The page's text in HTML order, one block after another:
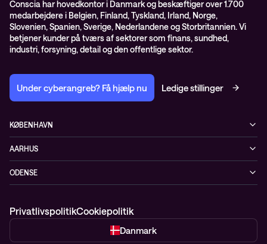
Proces for kundeklager
Salgs- og leveringsbetingelser
Selskabsoplysninger og SKI-rammeaftale
Conscia har hovedkontor i Danmark og beskæftiger over 1.700
medarbejdere i Belgien, Finland, Tyskland, Irland, Norge,
Slovenien, Spanien, Sverige, Nederlandene og Storbritannien. Vi
betjener kunder på tværs af sektorer som finans, sundhed,
industri, forsyning, detail og den offentlige sektor.
Under cyberangreb? Få hjælp nu Ledige stillinger
KØBENHAVN
2100 København Ø
+45 70207780
AARHUS
8230 Åbyhøj
ODENSE
PrivatlivspolitikCookiepolitik
Danmark